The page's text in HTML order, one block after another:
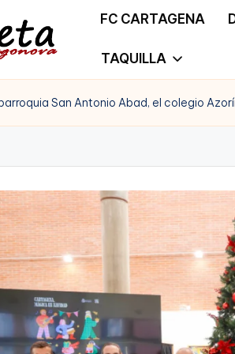
FC CARTAGENA
TAQUILLA
San Antonio Abad, el colegio